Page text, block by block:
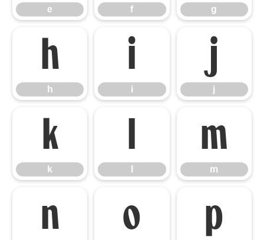
e f g
h
h
i
i
j
j
k
k
l m
m
n o p